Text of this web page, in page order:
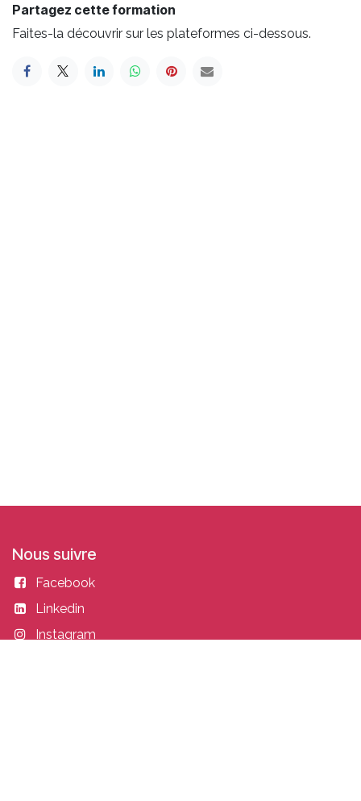
Partagez cette formation
Faites-la découvrir sur les plateformes ci-dessous.
Nous suivre
Facebook
Linkedin
Instagram